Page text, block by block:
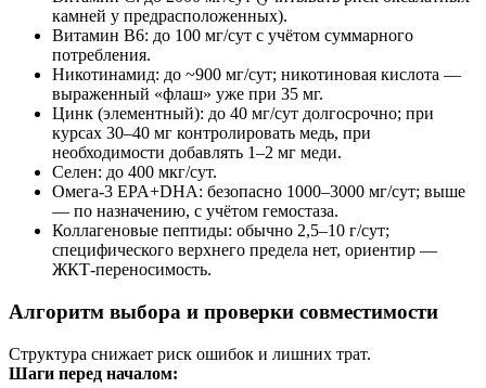
камней у предрасположенных).
Витамин B6: до 100 мг/сут с учётом суммарного
потребления.
Никотинамид: до ~900 мг/сут; никотиновая кислота —
выраженный «флаш» уже при 35 мг.
Цинк (элементный): до 40 мг/сут долгосрочно; при
курсах 30–40 мг контролировать медь, при
необходимости добавлять 1–2 мг меди.
Селен: до 400 мкг/сут.
Омега‑3 EPA+DHA: безопасно 1000–3000 мг/сут; выше
— по назначению, с учётом гемостаза.
Коллагеновые пептиды: обычно 2,5–10 г/сут;
специфического верхнего предела нет, ориентир —
ЖКТ‑переносимость.
Алгоритм выбора и проверки совместимости
Структура снижает риск ошибок и лишних трат.
Шаги перед началом: